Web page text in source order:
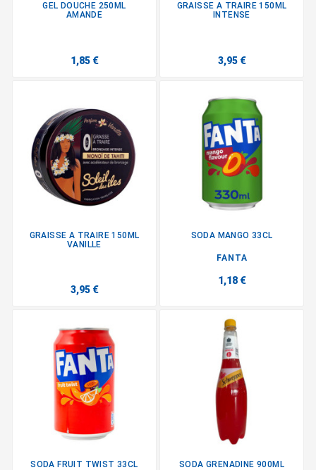
GEL DOUCHE 250ML
AMANDE
1,85 €
GRAISSE A TRAIRE 150ML
INTENSE
3,95 €
GRAISSE A TRAIRE 150ML
VANILLE
3,95 €
SODA MANGO 33CL
FANTA
1,18 €
SODA FRUIT TWIST 33CL SODA GRENADINE 900ML